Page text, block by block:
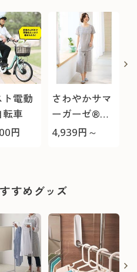
ト電動
転車
円
さわやかサマ
ーガーゼ®か
ぶりパジャマ/
4,939円～
すめグッズ